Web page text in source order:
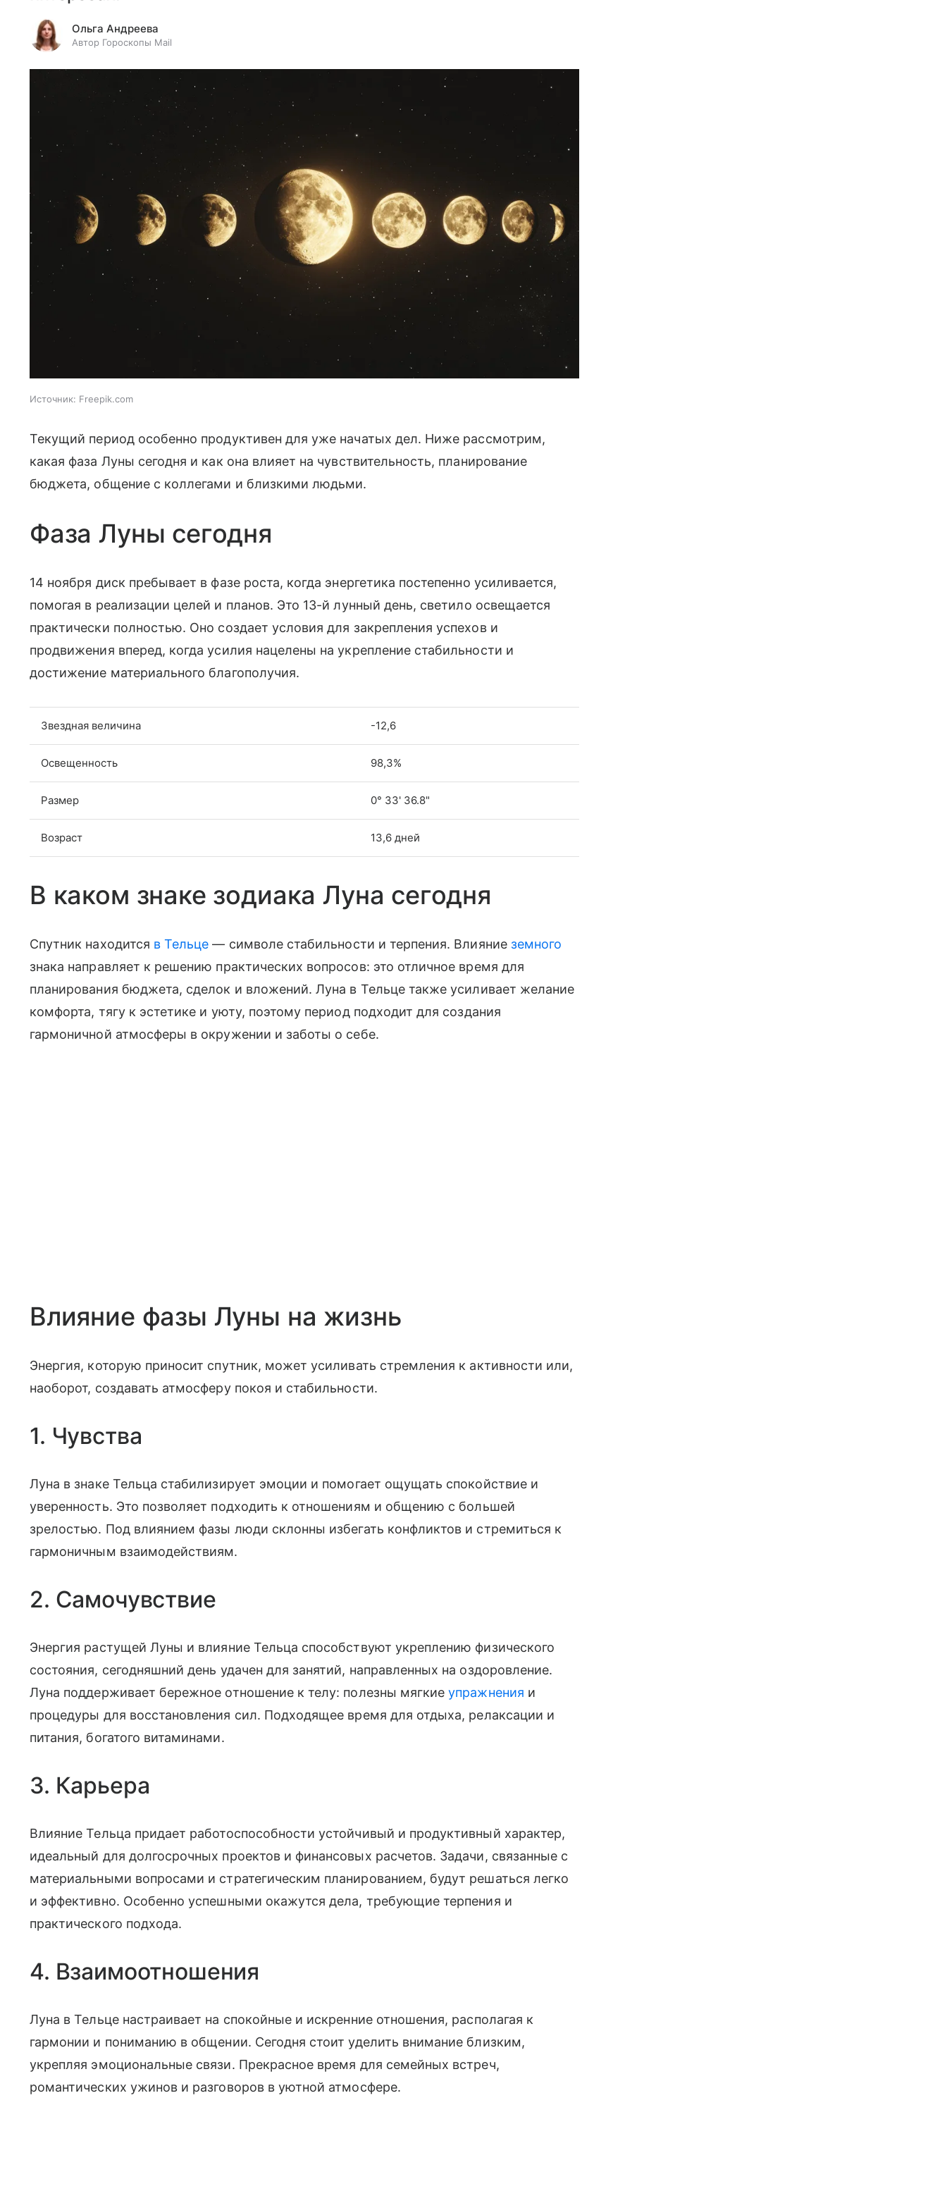
Ольга Андреева
Автор Гороскопы Mail
Источник: Freepik.com
Текущий период особенно продуктивен для уже начатых дел. Ниже рассмотрим,
какая фаза Луны сегодня и как она влияет на чувствительность, планирование
бюджета, общение с коллегами и близкими людьми.
Фаза Луны сегодня
14 ноября диск пребывает в фазе роста, когда энергетика постепенно усиливается,
помогая в реализации целей и планов. Это 13-й лунный день, светило освещается
практически полностью. Оно создает условия для закрепления успехов и
продвижения вперед, когда усилия нацелены на укрепление стабильности и
достижение материального благополучия.
Звездная величина -12,6
Освещенность 98,3%
Размер 0° 33' 36.8"
Возраст 13,6 дней
В каком знаке зодиака Луна сегодня
Спутник находится в Тельце — символе стабильности и терпения. Влияние земного
знака направляет к решению практических вопросов: это отличное время для
планирования бюджета, сделок и вложений. Луна в Тельце также усиливает желание
комфорта, тягу к эстетике и уюту, поэтому период подходит для создания
гармоничной атмосферы в окружении и заботы о себе.
Влияние фазы Луны на жизнь
Энергия, которую приносит спутник, может усиливать стремления к активности или,
наоборот, создавать атмосферу покоя и стабильности.
1. Чувства
Луна в знаке Тельца стабилизирует эмоции и помогает ощущать спокойствие и
уверенность. Это позволяет подходить к отношениям и общению с большей
зрелостью. Под влиянием фазы люди склонны избегать конфликтов и стремиться к
гармоничным взаимодействиям.
2. Самочувствие
Энергия растущей Луны и влияние Тельца способствуют укреплению физического
состояния, сегодняшний день удачен для занятий, направленных на оздоровление.
Луна поддерживает бережное отношение к телу: полезны мягкиеупражнения и
процедуры для восстановления сил. Подходящее время для отдыха, релаксации и
питания, богатого витаминами.
3. Карьера
Влияние Тельца придает работоспособности устойчивый и продуктивный характер,
идеальный для долгосрочных проектов и финансовых расчетов. Задачи, связанные с
материальными вопросами и стратегическим планированием, будут решаться легко
и эффективно. Особенно успешными окажутся дела, требующие терпения и
практического подхода.
4. Взаимоотношения
Луна в Тельце настраивает на спокойные и искренние отношения, располагая к
гармонии и пониманию в общении. Сегодня стоит уделить внимание близким,
укрепляя эмоциональные связи. Прекрасное время для семейных встреч,
романтических ужинов и разговоров в уютной атмосфере.